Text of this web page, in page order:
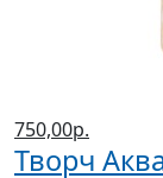
750,00р.
Творч